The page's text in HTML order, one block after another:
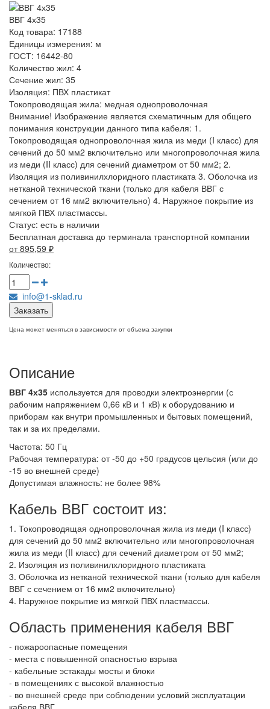
ВВГ 4х35
Код товара: 17188
Единицы измерения: м
ГОСТ: 16442-80
Количество жил: 4
Сечение жил: 35
Изоляция: ПВХ пластикат
Токопроводящая жила: медная однопроволочная
Внимание! Изображение является схематичным для общего
понимания конструкции данного типа кабеля: 1.
Токопроводящая однопроволочная жила из меди (I класс) для
сечений до 50 мм2 включительно или многопроволочная жила
из меди (II класс) для сечений диаметром от 50 мм2; 2.
Изоляция из поливинилхлоридного пластиката 3. Оболочка из
нетканой технической ткани (только для кабеля ВВГ с
сечением от 16 мм2 включительно) 4. Наружное покрытие из
мягкой ПВХ пластмассы.
Статус: есть в наличии
Бесплатная доставка до терминала транспортной компании
от 895,59 ₽
Количество:
info@1-sklad.ru
Заказать
Цена может меняться в зависимости от объема закупки
Описание
ВВГ 4х35 используется для проводки электроэнергии (с
рабочим напряжением 0,66 кВ и 1 кВ) к оборудованию и
приборам как внутри промышленных и бытовых помещений,
так и за их пределами.
Частота: 50 Гц
Рабочая температура: от -50 до +50 градусов цельсия (или до
-15 во внешней среде)
Допустимая влажность: не более 98%
Кабель ВВГ состоит из:
1. Токопроводящая однопроволочная жила из меди (I класс)
для сечений до 50 мм2 включительно или многопроволочная
жила из меди (II класс) для сечений диаметром от 50 мм2;
2. Изоляция из поливинилхлоридного пластиката
3. Оболочка из нетканой технической ткани (только для кабеля
ВВГ с сечением от 16 мм2 включительно)
4. Наружное покрытие из мягкой ПВХ пластмассы.
Область применения кабеля ВВГ
- пожароопасные помещения
- места с повышенной опасностью взрыва
- кабельные эстакады мосты и блоки
- в помещениях с высокой влажностью
- во внешней среде при соблюдении условий эксплуатации
кабеля ВВГ